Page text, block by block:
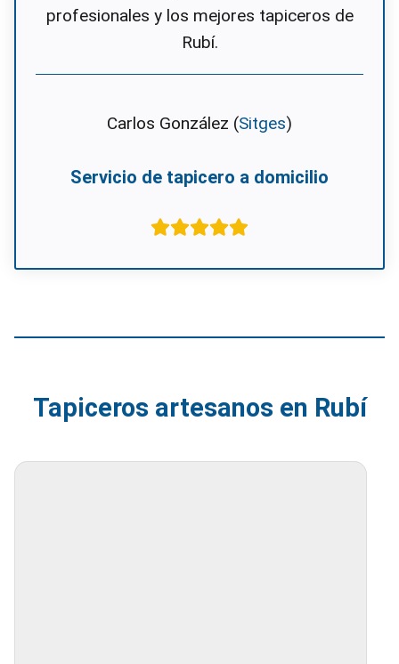
profesionales y los mejores tapiceros de
Rubí.
Carlos González (Sitges)
Servicio de tapicero a domicilio
Tapiceros artesanos en Rubí